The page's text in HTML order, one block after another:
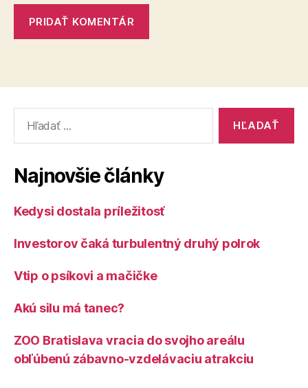
Najnovšie články
Kedysi dostala príležitosť
Investorov čaká turbulentný druhý polrok
Vtip o psíkovi a mačičke
Akú silu má tanec?
ZOO Bratislava vracia do svojho areálu
obľúbenú zábavno-vzdelávaciu atrakciu